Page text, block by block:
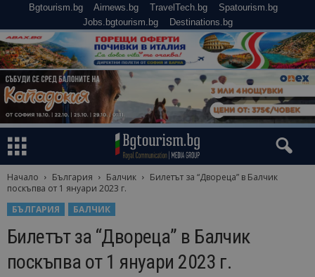
Bgtourism.bg Airnews.bg TravelTech.bg
Spatourism.bg
Jobs.bgtourism.bg
Destinations.bg
Начало България Балчик
Билетът за “Двореца” в Балчик
поскъпва от 1 януари 2023 г.
БЪЛГАРИЯ
БАЛЧИК
Билетът за “Двореца” в Балчик
поскъпва от 1 януари 2023 г.